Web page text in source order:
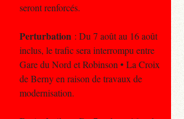
seront renforcés.
Perturbation : Du 7 août au 16 août
inclus, le trafic sera interrompu entre
Gare du Nord et Robinson • La Croix
de Berny en raison de travaux de
modernisation.